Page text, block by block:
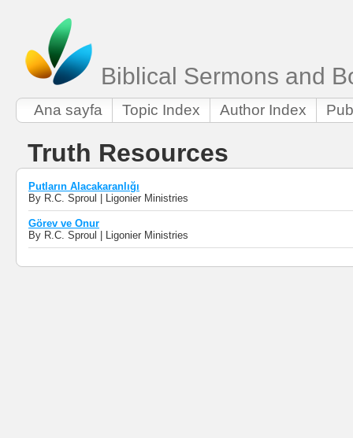
Biblical Sermons and
Ana sayfa Topic Index Author Index
Truth Resources
Putların Alacakaranlığı
By R.C. Sproul | Ligonier Ministries
Görev ve Onur
By R.C. Sproul | Ligonier Ministries